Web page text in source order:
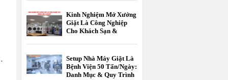
.
Kinh Nghiệm Mở Xưởng
Giặt Là Công Nghiệp
Cho Khách Sạn &
Setup Nhà Máy Giặt Là
Bệnh Viện 50 Tấn/Ngày:
Danh Mục & Quy Trình